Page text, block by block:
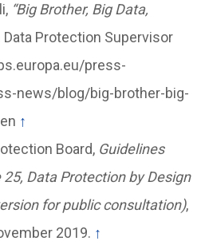
“Big Brother, Big Data,
Data Protection Supervisor
press-
news/blog/big-brother-big-
↑
Board, Guidelines
Data Protection by Design
for public consultation),
2019. ↑